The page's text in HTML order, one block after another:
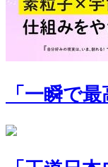
「一瞬で